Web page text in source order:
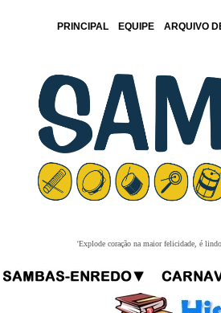
PRINCIPAL EQUIPE ARQUIVO
'Explode coração na maior felicidade, é